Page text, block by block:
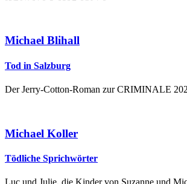
Michael Blihall
Tod in Salzburg
Der Jerry-Cotton-Roman zur CRIMINALE
Michael Koller
Tödliche Sprichwörter